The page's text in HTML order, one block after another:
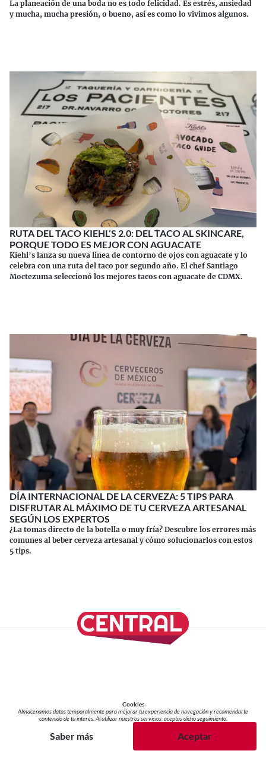
La planeación de una boda no es todo felicidad. Es estrés, ansiedad
y mucha, mucha presión, o bueno, así es como lo vivimos algunos.
RUTA DEL TACO KIEHL’S 2.0: DEL TACO AL SKINCARE,
PORQUE TODO ES MEJOR CON AGUACATE
Kiehl’s lanza su nueva línea de contorno de ojos con aguacate y lo
celebra con una ruta del taco por segundo año. El chef Santiago
Moctezuma seleccionó los mejores tacos con aguacate de CDMX.
DÍA INTERNACIONAL DE LA CERVEZA: 5 TIPS PARA
DISFRUTAR AL MÁXIMO DE TU CERVEZA ARTESANAL
SEGÚN LOS EXPERTOS
¿La tomas directo de la botella o muy fría? Descubre los errores más
comunes al beber cerveza artesanal y cómo solucionarlos con estos
5 tips.
Suscríbete a nuestro Newsletter
Inicio
Nuestros Columnistas
Gastronomía
Cookies
Almacenamos datos temporalmente para mejorar tu experiencia de navegación y recomendarte
contenido de tu interés. Al utilizar nuestros servicios, aceptas dicho seguimiento.
Saber más Aceptar